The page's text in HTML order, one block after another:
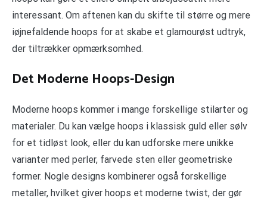
interessant. Om aftenen kan du skifte til større og mere
iøjnefaldende hoops for at skabe et glamourøst udtryk,
der tiltrækker opmærksomhed.
Det Moderne Hoops-Design
Moderne hoops kommer i mange forskellige stilarter og
materialer. Du kan vælge hoops i klassisk guld eller sølv
for et tidløst look, eller du kan udforske mere unikke
varianter med perler, farvede sten eller geometriske
former. Nogle designs kombinerer også forskellige
metaller, hvilket giver hoops et moderne twist, der gør